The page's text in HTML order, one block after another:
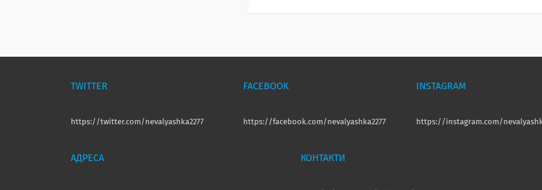
TWITTER
https://twitter.com/nevalyashka2277
FACEBOOK
https://facebook.com/nevalyashka2277
INSTAGRAM
https://instagram.com/